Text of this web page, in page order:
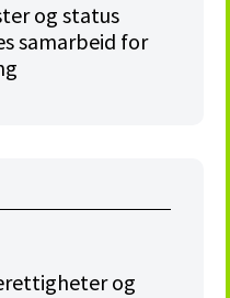
og status
samarbeid for
og